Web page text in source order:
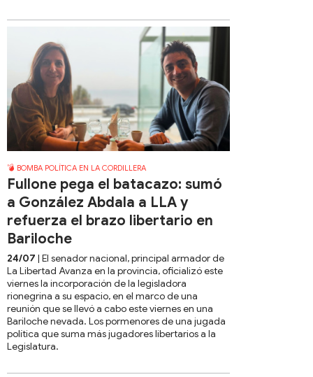
💣 BOMBA POLÍTICA EN LA CORDILLERA
Fullone pega el batacazo: sumó
a González Abdala a LLA y
refuerza el brazo libertario en
Bariloche
24/07 | El senador nacional, principal armador de
La Libertad Avanza en la provincia, oficializó este
viernes la incorporación de la legisladora
rionegrina a su espacio, en el marco de una
reunión que se llevó a cabo este viernes en una
Bariloche nevada. Los pormenores de una jugada
política que suma más jugadores libertarios a la
Legislatura.